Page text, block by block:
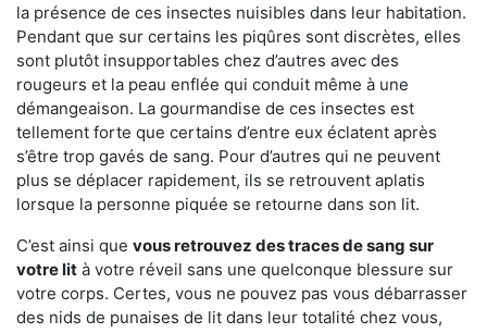
la présence de ces insectes nuisibles dans leur habitation.
Pendant que sur certains les piqûres sont discrètes, elles
sont plutôt insupportables chez d’autres avec des
rougeurs et la peau enflée qui conduit même à une
démangeaison. La gourmandise de ces insectes est
tellement forte que certains d’entre eux éclatent après
s’être trop gavés de sang. Pour d’autres qui ne peuvent
plus se déplacer rapidement, ils se retrouvent aplatis
lorsque la personne piquée se retourne dans son lit.
C’est ainsi que vous retrouvez des traces de sang sur
votre lit à votre réveil sans une quelconque blessure sur
votre corps. Certes, vous ne pouvez pas vous débarrasser
des nids de punaises de lit dans leur totalité chez vous,